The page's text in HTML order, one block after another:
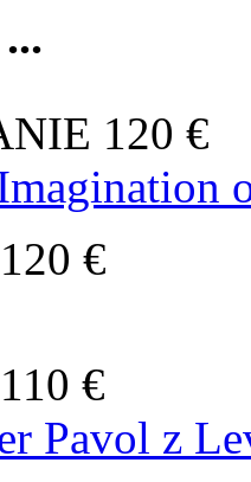
120 €
120 €
110 €
Pavol z